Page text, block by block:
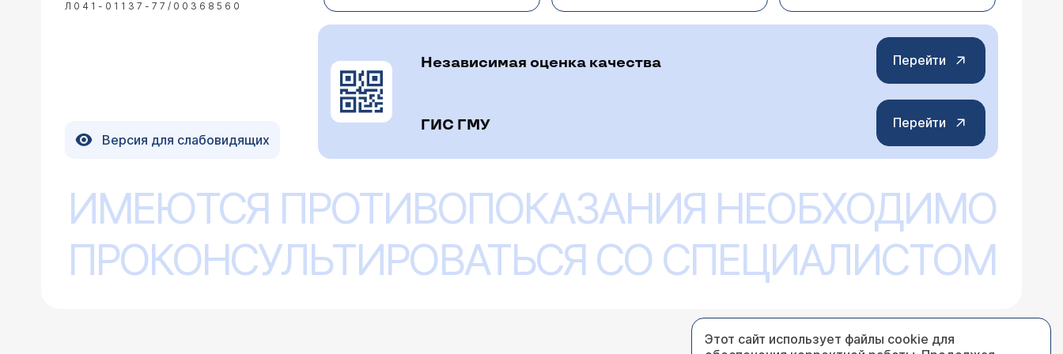
Из других симптомов - подергивания при засыпании и во сне. Подскажите, пожалуйста, что следует делать для
предотвращения/лечения приступов? Что может быть причиной? Заранее огромное спасибо!
эпилептологу.
22.03.2010 Екатерина, 27 лет, Сызрань
У моего мужа (33 года) произошел приступ (полная потеря сознания и судороги по всему телу) врач назначил ЭЭГ. Две
братья умерли, поэтому подробностей не знаем), частые и длительные головные боли в затылке (иногда до 5-6 дней). ЭЭГ
показало: Фоновая запись представлена дезорганизацией ритмов с умеренным повышением индекса медленоволновой
активности коры головного мозга по всем отведениям. Альфа-активность представлена в задних отведениях в виде
отдельных групп волн амплитудой 27-58 мкВ, частотой 10-11Гц. Бета-ритм регистрируется в передних отделах амплитудой
6-13 мкВ, частотой 19-23 Гц. Реакция на ОГ - сглажена. При ГВ-С 3 мин регистрируются пароксизмы "полиморфных-
медленных" волн билатерально синхронно длительностью до 2,5-3 сек. При ФС на 6,9,16,24 Гц - реакция усвоения ритма
дисфункции срединно-стволовых структур. Наличие легкой судорожной готовности коры головного мозга. Убедительной
межполушарной асимметрии не выявлено. Опасно ли это? Будем очень благодарны!
Уважаемая Екатерина! Необходимо выполнить МРТ головного мозга (чтобы исключить объемный процесс), так как на
ЭЭГ отмечается медленноволновая активность. Наличие замирай в детстве и впервые судорожный приступ в 33 года
Л041-01137-77/00368560
Версия для слабовидящих
Независимая оценка качества Перейти
ГИС ГМУ Перейти
ИМЕЮТСЯ ПРОТИВОПОКАЗАНИЯ НЕОБХОДИМО
ПРОКОНСУЛЬТИРОВАТЬСЯ СО СПЕЦИАЛИСТОМ
Этот сайт использует файлы cookie для